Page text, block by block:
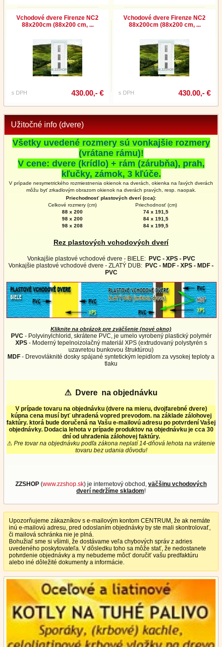
Upozorňujeme zákazníkov s e-mailovým kontom CENTRUM, že ak nemáte
inú e-mailovú adresu, pred odoslaním objednávky by ste mali skontrolovať,
či mailová schránka nie je plná.
Bohužiaľ sme si všimli, že dostávame veľa chybových správ z adries
uvedeného poskytovateľa. V dôsledku toho sa môže stať, že nedostanete
potvrdenie objednávky a my nebudeme môcť doručiť vašu predfaktúru
alebo iné dôležité dokumenty a informácie.
Vchodové dvere Firenze NC2
88x200cm (88x200 cm, ...
s DPH 430.00,- €
Vchodové dvere Firenze NC2
88x200cm (88x200 cm, ...
s DPH 430.00,- €
Užitočné info (dvere)
Všetky uvedené rozmery sú vonkajšie rozmery
(vrátane rámu)!
V cene: dvere (krídlo) + rám (zárubňa), prah,
kľučky, zámok, 3 kľúče.
V prípade nesymetrického rozmiestnenia okienok na dverách, okienka na ľavých dverách
môžu byť zrkadlovým obrazom okienok na dverách pravých, resp. naopak.
Priechodnosť plastových dverí (cca):
Celkové rozmery (cm)
Priechodnosť (cm)
88 x 200
74 x 191,5
98 x 200
84 x 191,5
98 x 208
84 x 199,5
Rez plastových vchodových dverí
Vonkajšie plastové vchodové dvere - BIELE: PVC - XPS - PVC
Vonkajšie plastové vchodové dvere - ZLATÝ DUB: PVC - MDF - XPS - MDF -
PVC
Kliknite na obrázok pre zväčšenie (nové okno)
PVC- Polyvinylchlorid, skrátene PVC, je umelo vyrobený plastický polymér
XPS- Moderný tepelnoizolačný materiál XPS (extrudovaný polystyrén s
uzavretou bunkovou štruktúrou)
MDF - Drevovláknité dosky spájané syntetickým lepidlom za vysokej teploty a
tlaku
⚠ Dvere na objednávku
V prípade tovaru na objednávku (dvere na mieru, dvojfarebné dvere)
kúpna cena musí byť uhradená vopred prevodom. na základe zálohovej
faktúry. ktorá bude doručená na Vašu e-mailovú adresu po potvrdení Vašej
objednávky. Dodacia lehota v prípade produktov na objednávku je cca 30
dní od uhradenia zálohovej faktúry.
⚠ Pre tovar na objednávku podľa zákona neplatí 14-dňová lehota na vrátenie
tovaru bez udania dôvodu!
ZZSHOP (www.zzshop.sk) je internetový obchod, väčšinu vchodových
dverí nedržíme skladom!